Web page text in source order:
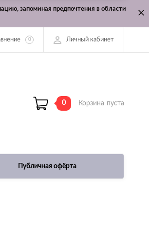
запоминая предпочтения в области
0 Личный кабинет
0 Корзина пуста
Публичная офёрта